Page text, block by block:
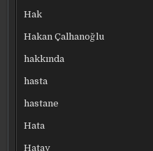
Hak
Hakan Çalhanoğlu
hakkında
hasta
hastane
Hata
Hatay